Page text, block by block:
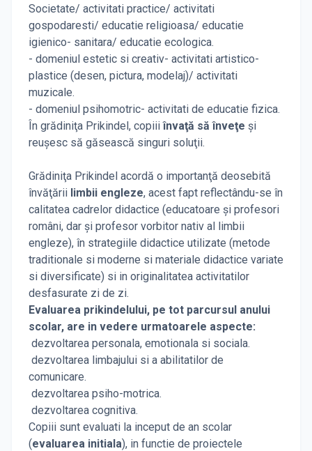
Societate/ activitati practice/ activitati
gospodaresti/ educatie religioasa/ educatie
igienico- sanitara/ educatie ecologica.
- domeniul estetic si creativ- activitati artistico-
plastice (desen, pictura, modelaj)/ activitati
muzicale.
- domeniul psihomotric- activitati de educatie fizica.
În grădiniţa Prikindel, copiiiînvaţă să înveţe şi
reuşesc să găsească singuri soluţii.
Grădiniţa Prikindel acordă o importanţă deosebită
învăţării limbii engleze, acest fapt reflectându-se în
calitatea cadrelor didactice (educatoare şi profesori
români, dar şi profesor vorbitor nativ al limbii
engleze), în strategiile didactice utilizate (metode
traditionale si moderne si materiale didactice variate
si diversificate) si in originalitatea activitatilor
desfasurate zi de zi.
Evaluarea prikindelului, pe tot parcursul anului
scolar, are in vedere urmatoarele aspecte:
dezvoltarea personala, emotionala si sociala.
dezvoltarea limbajului si a abilitatilor de
comunicare.
dezvoltarea psiho-motrica.
dezvoltarea cognitiva.
Copiii sunt evaluati la inceput de an scolar
(evaluarea initiala), in functie de proiectele